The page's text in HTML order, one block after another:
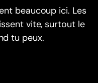
beaucoup ici. Les
vite, surtout le
tu peux.